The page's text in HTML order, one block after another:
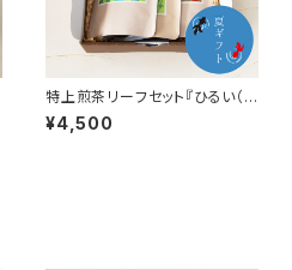
特上煎茶リーフセット『ひるい（1
00g）』／ワンランク上のお茶の
贈り物！特上煎茶リーフ3種のギ
¥4,500